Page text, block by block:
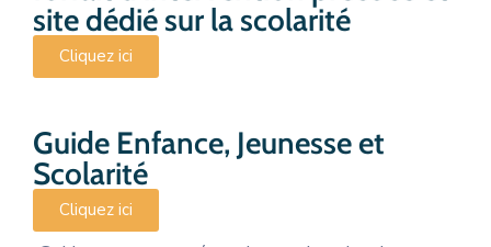
site dédié sur la scolarité
Cliquez ici
Guide Enfance, Jeunesse et
Scolarité
Cliquez ici